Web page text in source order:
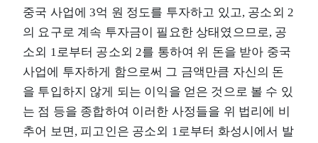
중국 사업에 3억 원 정도를 투자하고 있고, 공소외 2
의 요구로 계속 투자금이 필요한 상태였으므로, 공
소외 1로부터 공소외 2를 통하여 위 돈을 받아 중국
사업에 투자하게 함으로써 그 금액만큼 자신의 돈
을 투입하지 않게 되는 이익을 얻은 것으로 볼 수 있
는 점 등을 종합하여 이러한 사정들을 위 법리에 비
추어 보면, 피고인은 공소외 1로부터 화성시에서 발